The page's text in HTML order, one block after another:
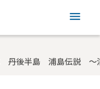
menu
丹後半島 浦島伝説 ～